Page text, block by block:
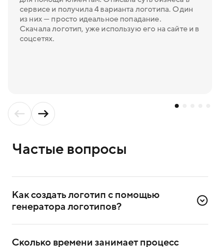
сервисе и получила 4 варианта логотипа. Один
из них — просто идеальное попадание.
Скачала логотип, уже использую его на сайте и в
соцсетях.
Частые вопросы
Как создать логотип с помощью
генератора логотипов?
в сервисе. Достаточно ввести номер телефона
Сколько времени занимает процесс